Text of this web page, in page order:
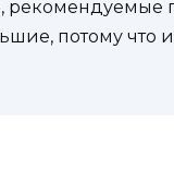
потому что